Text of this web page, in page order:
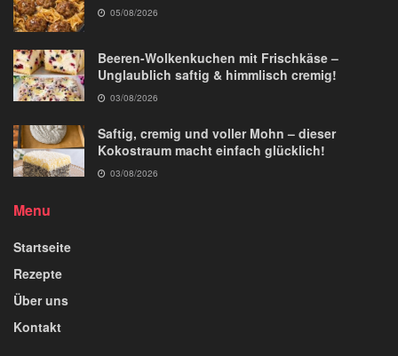
05/08/2026
Beeren-Wolkenkuchen mit Frischkäse –
Unglaublich saftig & himmlisch cremig!
03/08/2026
Saftig, cremig und voller Mohn – dieser
Kokostraum macht einfach glücklich!
03/08/2026
Menu
Startseite
Rezepte
Über uns
Kontakt